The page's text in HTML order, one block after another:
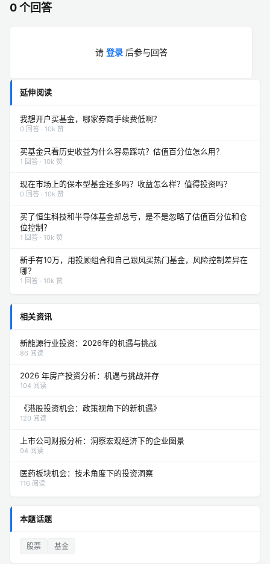
0 个回答
请 登录后参与回答
延伸阅读
我想开户买基金，哪家券商手续费低啊？
0 回答 · 10k 赞
买基金只看历史收益为什么容易踩坑？估值百分位怎么用？
1 回答 · 10k 赞
现在市场上的保本型基金还多吗？收益怎么样？值得投资吗？
0 回答 · 10k 赞
买了恒生科技和半导体基金却总亏，是不是忽略了估值百分位和仓
位控制？
1 回答 · 10k 赞
新手有10万，用投顾组合和自己跟风买热门基金，风险控制差异在
哪？
1 回答 · 10k 赞
相关资讯
新能源行业投资：2026年的机遇与挑战
86 阅读
2026 年房产投资分析：机遇与挑战并存
104 阅读
《港股投资机会：政策视角下的新机遇》
120 阅读
上市公司财报分析：洞察宏观经济下的企业图景
94 阅读
医药板块机会：技术角度下的投资洞察
116 阅读
本题话题
股票 基金